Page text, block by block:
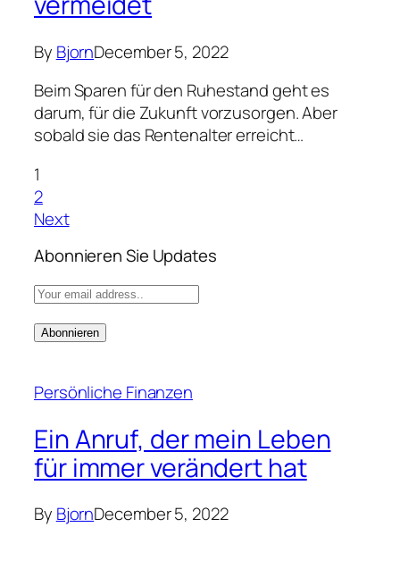
Abonnieren Sie Updates
Ein Anruf, der mein Leben
für immer verändert hat
ByBjornDecember 5, 2022
Finanzielle Planung
5 steuerliche Schritte zum
Finanzberater jetzt machen
sollten